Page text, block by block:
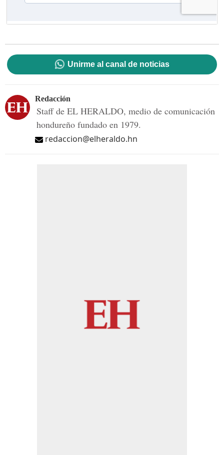
Unirme al canal de noticias
Redacción
Staff de EL HERALDO, medio de comunicación
hondureño fundado en 1979.
redaccion@elheraldo.hn